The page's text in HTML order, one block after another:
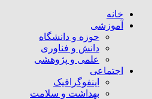
خانه
آموزشی
حوزه و دانشگاه
دانش و فناوری
علمی و پژوهشی
اجتماعی
اینفوگرافیک
بهداشت و سلامت